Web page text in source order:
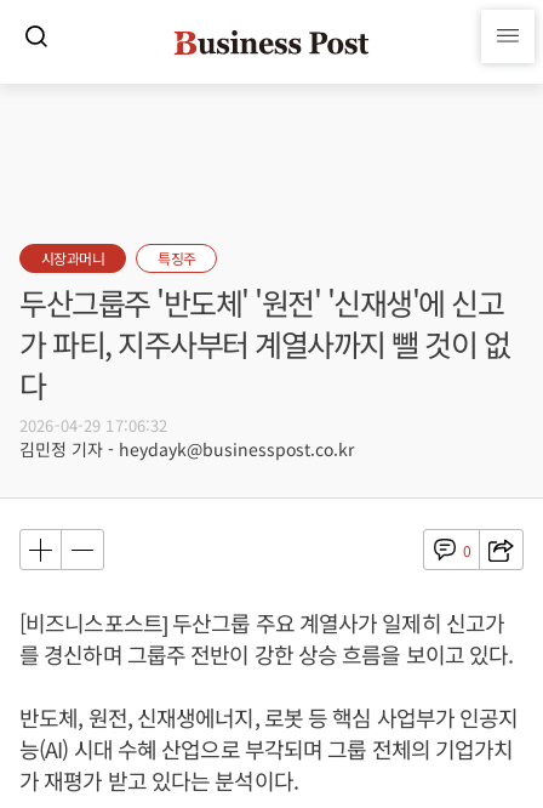
시장과머니 특징주
두산그룹주 '반도체' '원전' '신재생'에 신고
가 파티, 지주사부터 계열사까지 뺄 것이 없
다
2026-04-29 17:06:32
김민정 기자 - heydayk@businesspost.co.kr
0
[비즈니스포스트] 두산그룹 주요 계열사가 일제히 신고가
를 경신하며 그룹주 전반이 강한 상승 흐름을 보이고 있다.
반도체, 원전, 신재생에너지, 로봇 등 핵심 사업부가 인공지
능(AI) 시대 수혜 산업으로 부각되며 그룹 전체의 기업가치
가 재평가 받고 있다는 분석이다.